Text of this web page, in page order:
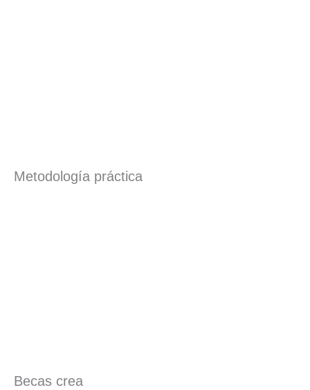
Metodología práctica
Becas crea